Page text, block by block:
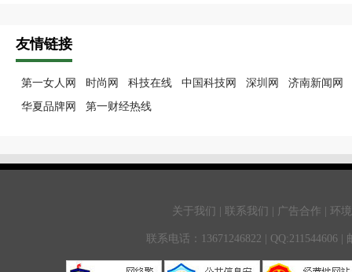
友情链接
第一女人网 时尚网 科技在线 中国科技网 深圳网
济南新闻网
华夏品牌网
第一财经热线
关于我们 | 联系我们 | 广告合作 | 环
联系电话：13671246822 | QQ:211544606 |